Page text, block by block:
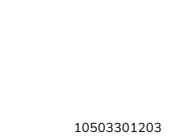
10503301203